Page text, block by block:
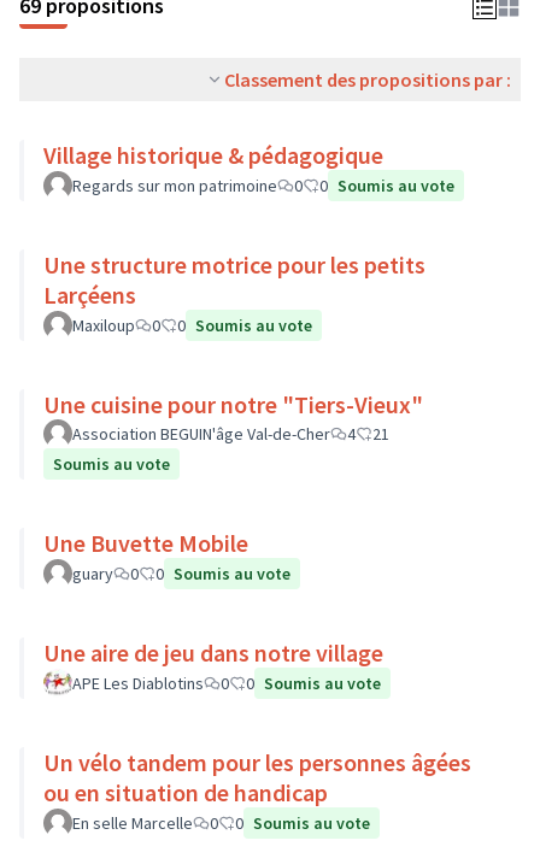
Classement des propositions par :
Village historique & pédagogique
Regards sur mon patrimoine 0 0 Soumis au vote
Une structure motrice pour les petits
Larçéens
Maxiloup 0 0 Soumis au vote
Une cuisine pour notre "Tiers-Vieux"
Association BEGUIN'âge Val-de-Cher 4
21
Soumis au vote
Une Buvette Mobile
guary 0 0 Soumis au vote
Une aire de jeu dans notre village
APE Les Diablotins 0 0 Soumis au vote
Un vélo tandem pour les personnes âgées
ou en situation de handicap
En selle Marcelle 0 0 Soumis au vote